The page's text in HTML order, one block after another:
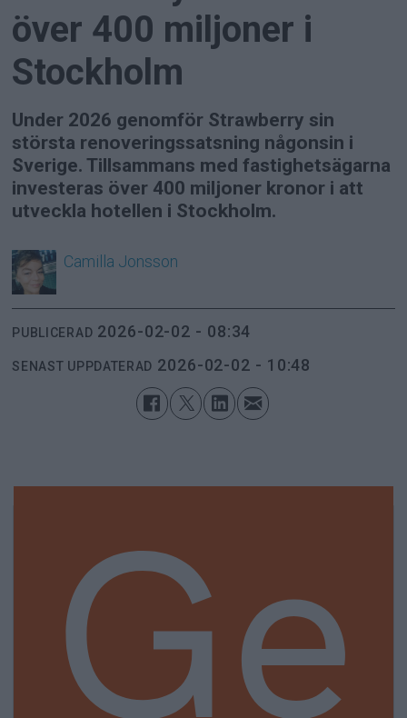
över 400 miljoner i
Stockholm
Under 2026 genomför Strawberry sin
största renoveringssatsning någonsin i
Sverige. Tillsammans med fastighetsägarna
investeras över 400 miljoner kronor i att
utveckla hotellen i Stockholm.
Camilla Jonsson
PUBLICERAD 2026-02-02 - 08:34
SENAST UPPDATERAD 2026-02-02 - 10:48
Ge